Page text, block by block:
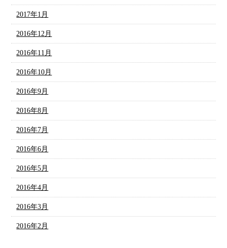
2017年1月
2016年12月
2016年11月
2016年10月
2016年9月
2016年8月
2016年7月
2016年6月
2016年5月
2016年4月
2016年3月
2016年2月